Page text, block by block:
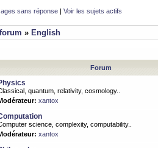
sans réponse | Voir les sujets actifs
» English
Forum
quantum, relativity, cosmology..
xantox
science, complexity, computability..
xantox